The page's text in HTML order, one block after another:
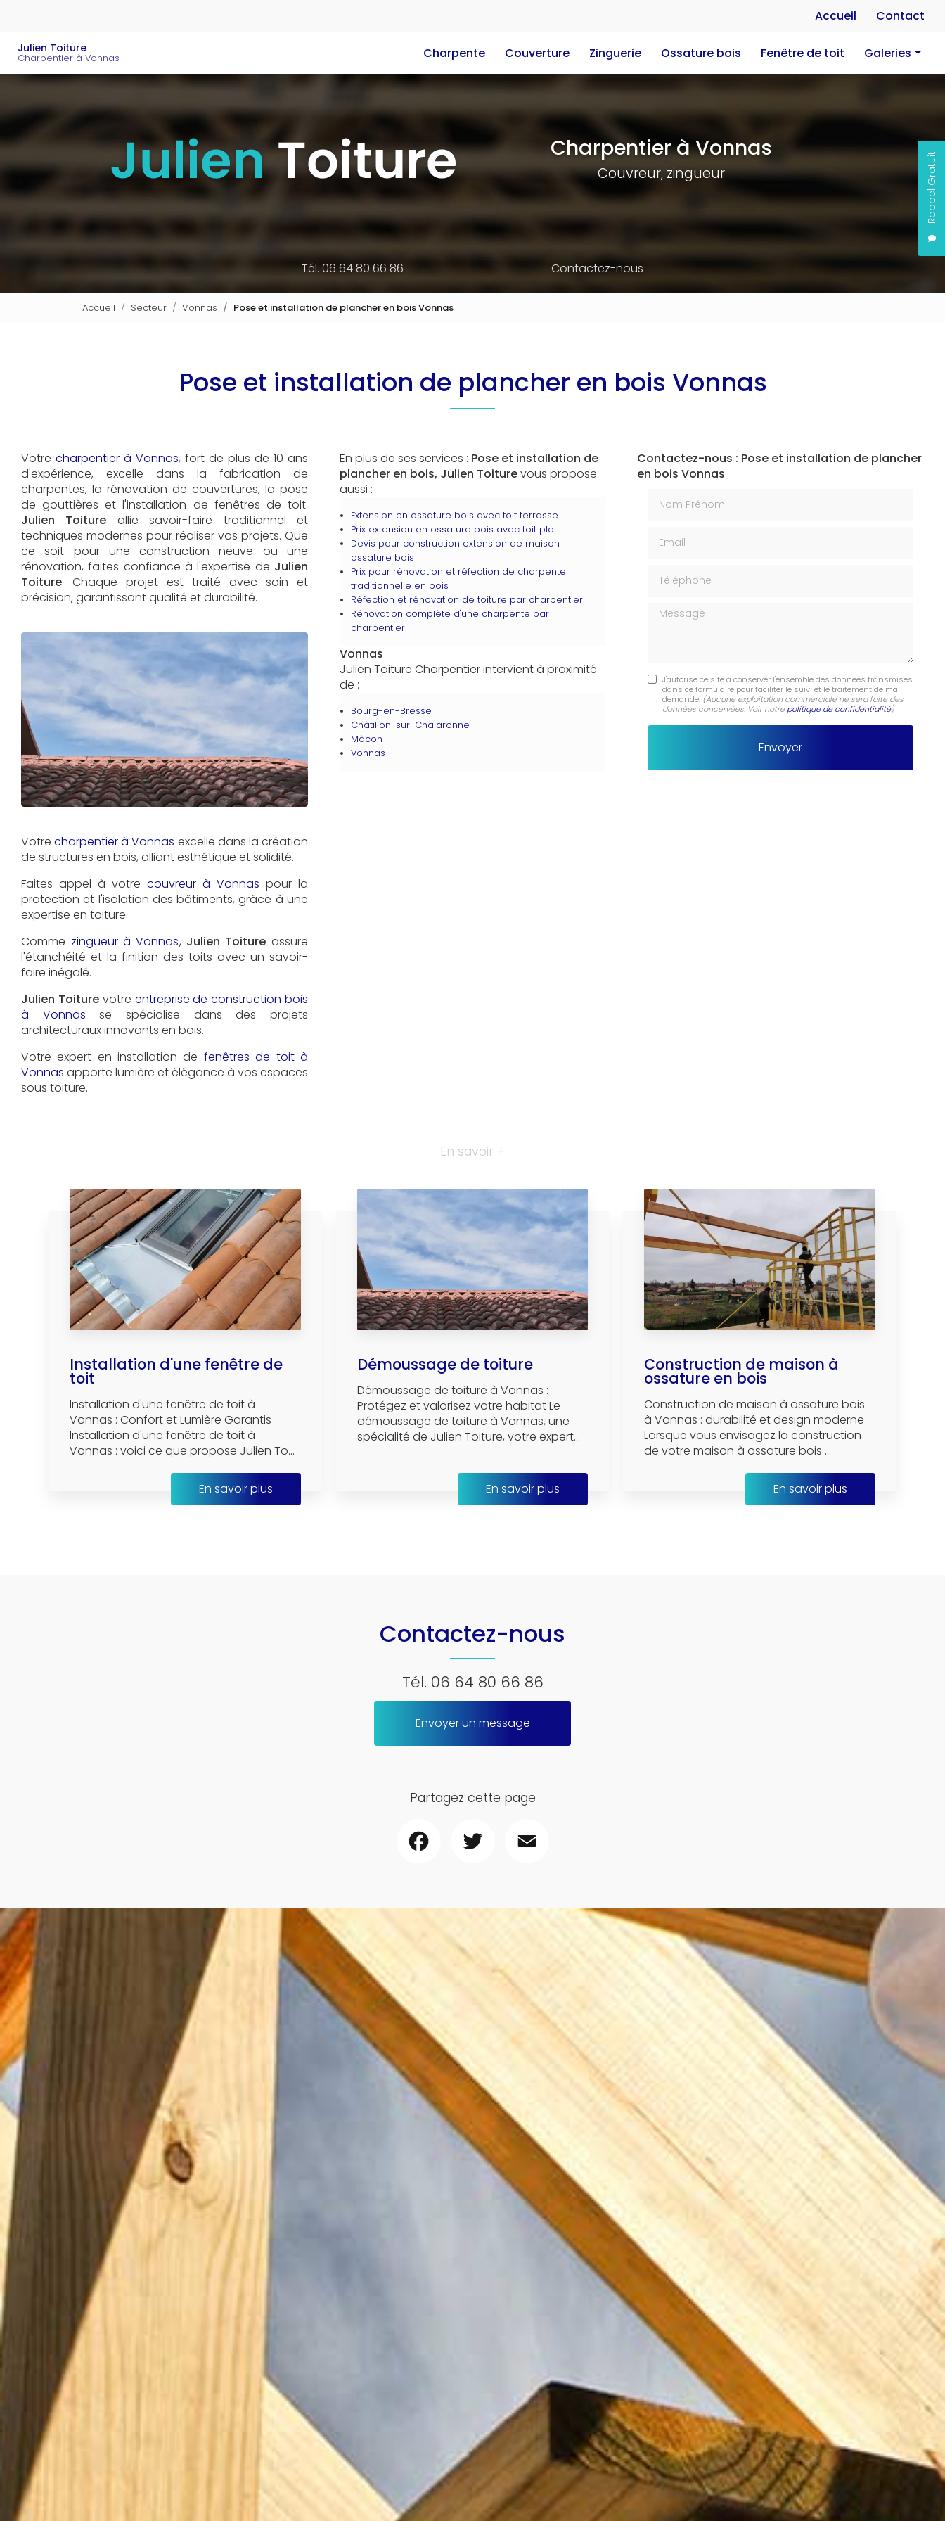
principal
Accueil Contact
Julien Toiture
Charpentier à Vonnas
Rappel Gratuit
Charpente
Couverture Zinguerie Ossature bois Fenêtre de toit Galeries
Couverture
Charpentier à Vonnas
Couvreur, zingueur
Tél. 06 64 80 66 86 Contactez-nous
Accueil Secteur Vonnas Pose et installation de plancher en bois Vonnas
Pose et installation de plancher en bois Vonnas
Votre charpentier à Vonnas, fort de plus de 10 ans
d'expérience, excelle dans la fabrication de
charpentes, la rénovation de couvertures, la pose
de gouttières et l'installation de fenêtres de toit.
Julien Toiture allie savoir-faire traditionnel et
techniques modernes pour réaliser vos projets. Que
ce soit pour une construction neuve ou une
rénovation, faites confiance à l'expertise de Julien
Toiture. Chaque projet est traité avec soin et
précision, garantissant qualité et durabilité.
Votrecharpentier à Vonnas excelle dans la création
de structures en bois, alliant esthétique et solidité.
Faites appel à votre couvreur à Vonnas pour la
protection et l'isolation des bâtiments, grâce à une
expertise en toiture.
Comme zingueur à Vonnas, Julien Toiture assure
l'étanchéité et la finition des toits avec un savoir-
faire inégalé.
Julien Toiture votre entreprise de construction bois
à Vonnas se spécialise dans des projets
architecturaux innovants en bois.
Votre expert en installation de fenêtres de toit à
Vonnas apporte lumière et élégance à vos espaces
sous toiture.
En plus de ses services : Pose et installation de
plancher en bois, Julien Toiturevous propose
aussi :
Extension en ossature bois avec toit terrasse
Prix extension en ossature bois avec toit plat
Devis pour construction extension de maison
ossature bois
Prix pour rénovation et réfection de charpente
traditionnelle en bois
Réfection et rénovation de toiture par charpentier
Rénovation complète d'une charpente par
charpentier
Vonnas
Julien Toiture Charpentier intervient à proximité
de :
Bourg-en-Bresse
Châtillon-sur-Chalaronne
Mâcon
Vonnas
Contactez-nous : Pose et installation de plancher
en bois Vonnas
Message
J'autorise ce site à conserver l'ensemble des données transmises
dans ce formulaire pour faciliter le suivi et le traitement de ma
demande. (Aucune exploitation commerciale ne sera faite des
données concervées. Voir notre politique de confidentialité)
En savoir +
Installation d'une fenêtre de
toit
Installation d'une fenêtre de toit à
Vonnas : Confort et Lumière Garantis
Installation d'une fenêtre de toit à
Vonnas : voici ce que propose Julien To...
En savoir plus
Démoussage de toiture
Démoussage de toiture à Vonnas :
Protégez et valorisez votre habitat Le
démoussage de toiture à Vonnas, une
spécialité de Julien Toiture, votre expert...
En savoir plus
Construction de maison à
ossature en bois
Construction de maison à ossature bois
à Vonnas : durabilité et design moderne
Lorsque vous envisagez la construction
de votre maison à ossature bois ...
En savoir plus
Contactez-nous
Tél. 06 64 80 66 86
Envoyer un message
Partagez cette page